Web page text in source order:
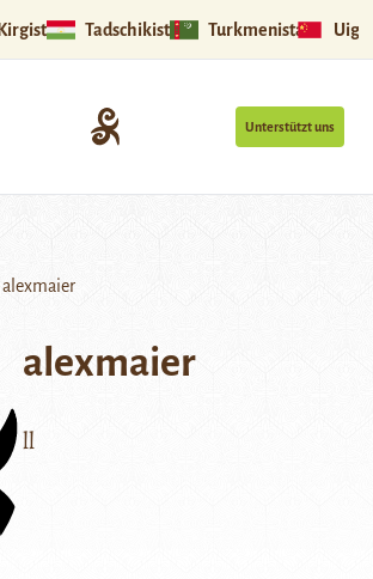
Tadschikistan Turkmenistan
Unterstützt uns
alexmaier
ll